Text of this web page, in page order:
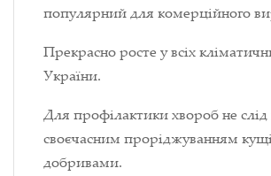
популярний для комерційного
Прекрасно росте у всіх
України.
Для профілактики хвороб не слід
своєчасним проріджуванням
добривами.